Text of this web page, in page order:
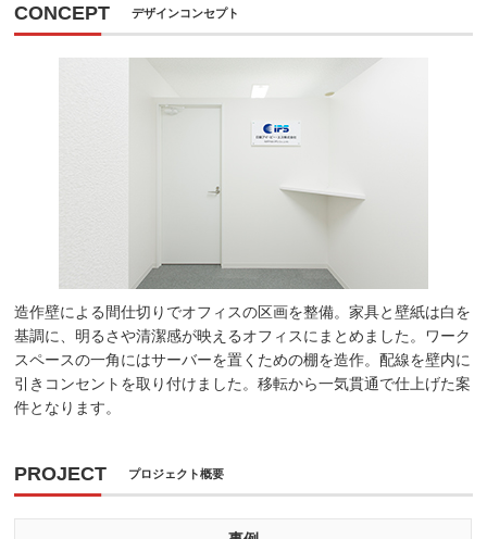
CONCEPT デザインコンセプト
造作壁による間仕切りでオフィスの区画を整備。家具と壁紙は白を
基調に、明るさや清潔感が映えるオフィスにまとめました。ワーク
スペースの一角にはサーバーを置くための棚を造作。配線を壁内に
引きコンセントを取り付けました。移転から一気貫通で仕上げた案
件となります。
PROJECT プロジェクト概要